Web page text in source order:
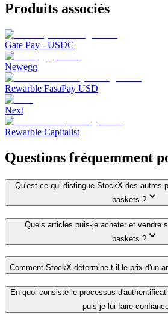
Produits associés
Gate Pay - USDC
Newegg
Rewarble FasaPay USD
Next
Rewarble Capitalist
Questions fréquemment
Qu'est-ce qui distingue StockX des autres
baskets ?
Quels articles puis-je acheter et vendre
baskets ?
Comment StockX détermine-t-il le prix d'un
En quoi consiste le processus
puis-je lui faire